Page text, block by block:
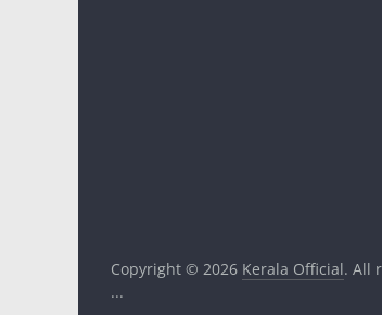
Copyright © 2026 Kerala Official. All
...